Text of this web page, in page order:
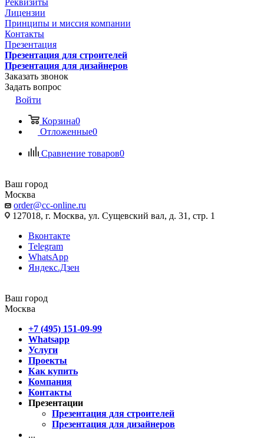
Реквизиты
Лицензии
Принципы и миссия компании
Контакты
Презентация
Презентация для строителей
Презентация для дизайнеров
Заказать звонок
Задать вопрос
Войти
Корзина0
Отложенные0
Сравнение товаров0
Ваш город
Москва
order@cc-online.ru
127018, г. Москва, ул. Сущевский вал, д. 31, стр. 1
Вконтакте
Telegram
WhatsApp
Яндекс.Дзен
Ваш город
Москва
+7 (495) 151-09-99
Whatsapp
Услуги
Проекты
Как купить
Компания
Контакты
Презентации
Презентация для строителей
Презентация для дизайнеров
...